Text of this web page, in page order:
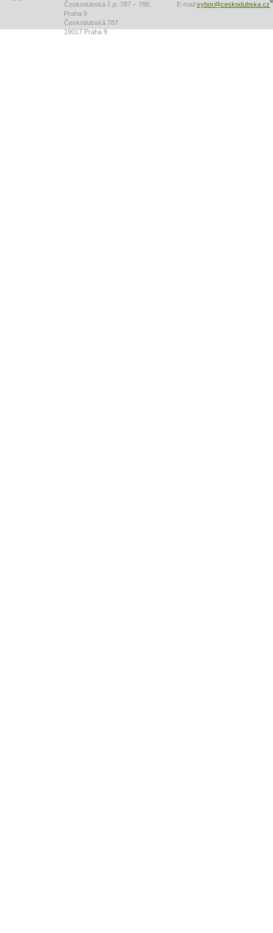
Českodubská č.p. 787 – 788,
Praha 9
Českodubská 787
19017 Praha 9
E-mail:vybor@ceskodubska.cz